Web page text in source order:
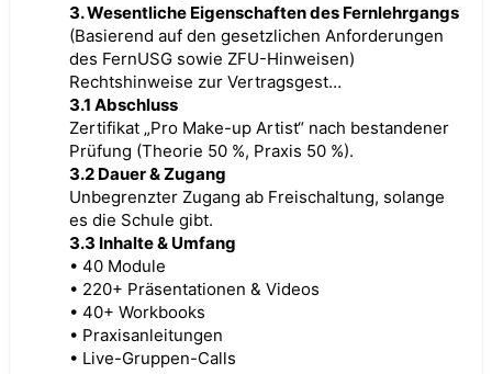
3. Wesentliche Eigenschaften des Fernlehrgangs
(Basierend auf den gesetzlichen Anforderungen
des FernUSG sowie ZFU-Hinweisen)
Rechtshinweise zur Vertragsgest…
3.1 Abschluss
Zertifikat „Pro Make-up Artist“ nach bestandener
Prüfung (Theorie 50 %, Praxis 50 %).
3.2 Dauer & Zugang
Unbegrenzter Zugang ab Freischaltung, solange
es die Schule gibt.
3.3 Inhalte & Umfang
• 40 Module
• 220+ Präsentationen & Videos
• 40+ Workbooks
• Praxisanleitungen
• Live-Gruppen-Calls